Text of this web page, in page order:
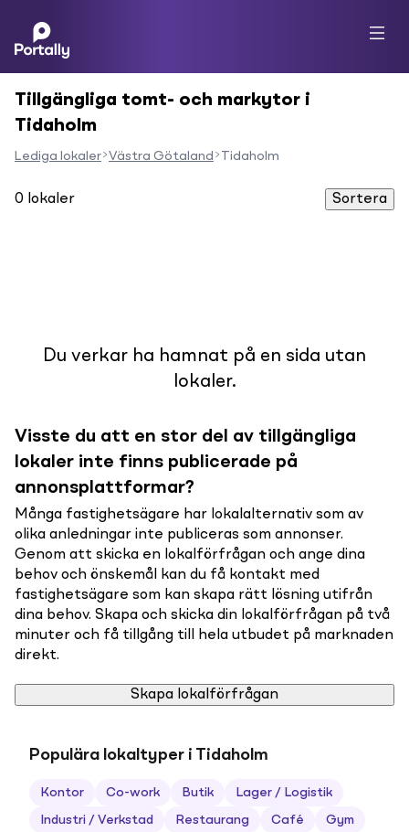
Tillgängliga tomt- och markytor i
Tidaholm
Lediga lokaler Västra Götaland Tidaholm
0 lokaler Sortera
Du verkar ha hamnat på en sida utan
lokaler.
Visste du att en stor del av tillgängliga
lokaler inte finns publicerade på
annonsplattformar?
Många fastighetsägare har lokalalternativ som av
olika anledningar inte publiceras som annonser.
Genom att skicka en lokalförfrågan och ange dina
behov och önskemål kan du få kontakt med
fastighetsägare som kan skapa rätt lösning utifrån
dina behov. Skapa och skicka din lokalförfrågan på två
minuter och få tillgång till hela utbudet på marknaden
direkt.
Skapa lokalförfrågan
Populära lokaltyper i Tidaholm
Kontor Co-work Butik Lager / Logistik
Industri / Verkstad Restaurang Café Gym